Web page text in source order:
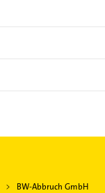
BW-Abbruch GmbH